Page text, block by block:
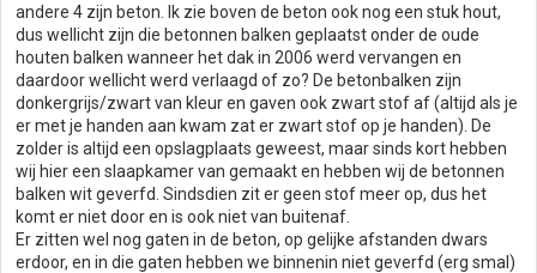
andere 4 zijn beton. Ik zie boven de beton ook nog een stuk hout,
dus wellicht zijn die betonnen balken geplaatst onder de oude
houten balken wanneer het dak in 2006 werd vervangen en
daardoor wellicht werd verlaagd of zo? De betonbalken zijn
donkergrijs/zwart van kleur en gaven ook zwart stof af (altijd als je
er met je handen aan kwam zat er zwart stof op je handen). De
zolder is altijd een opslagplaats geweest, maar sinds kort hebben
wij hier een slaapkamer van gemaakt en hebben wij de betonnen
balken wit geverfd. Sindsdien zit er geen stof meer op, dus het
komt er niet door en is ook niet van buitenaf.
Er zitten wel nog gaten in de beton, op gelijke afstanden dwars
erdoor, en in die gaten hebben we binnenin niet geverfd (erg smal)